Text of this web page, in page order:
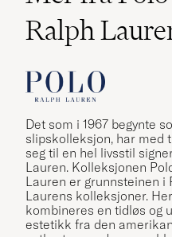
Ralph
Det som i 1967 begynte
slipskolleksjon, har med
seg til en hel livsstil
Lauren. Kolleksjonen
Lauren er grunnsteinen i
Laurens kolleksjoner. Her
kombineres en tidløs og
estetikk fra den